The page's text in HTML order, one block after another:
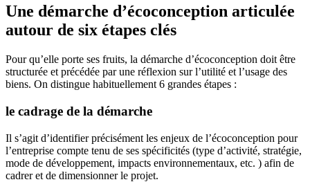
Une démarche d’écoconception articulée
autour de six étapes clés
Pour qu’elle porte ses fruits, la démarche d’écoconception doit être
structurée et précédée par une réflexion sur l’utilité et l’usage des
biens. On distingue habituellement 6 grandes étapes :
le cadrage de la démarche
Il s’agit d’identifier précisément les enjeux de l’écoconception pour
l’entreprise compte tenu de ses spécificités (type d’activité, stratégie,
mode de développement, impacts environnementaux, etc. ) afin de
cadrer et de dimensionner le projet.